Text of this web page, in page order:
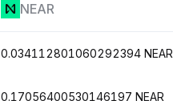
NEAR
0.034112801060292394 NEAR
0.17056400530146197 NEAR